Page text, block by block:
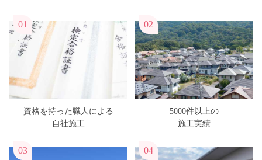
01
資格を持った職人による
自社施工
02
5000件以上の
施工実績
03 04